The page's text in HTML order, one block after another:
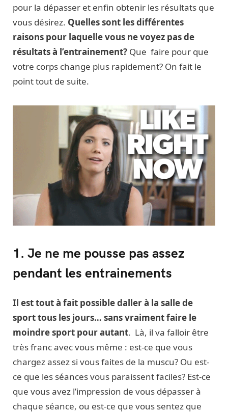
pour la dépasser et enfin obtenir les résultats que
vous désirez. Quelles sont les différentes
raisons pour laquelle vous ne voyez pas de
résultats à l’entrainement? Que faire pour que
votre corps change plus rapidement? On fait le
point tout de suite.
1. Je ne me pousse pas assez
pendant les entrainements
Il est tout à fait possible daller à la salle de
sport tous les jours… sans vraiment faire le
moindre sport pour autant. Là, il va falloir être
très franc avec vous même : est-ce que vous
chargez assez si vous faites de la muscu? Ou est-
ce que les séances vous paraissent faciles? Est-ce
que vous avez l’impression de vous dépasser à
chaque séance, ou est-ce que vous sentez que